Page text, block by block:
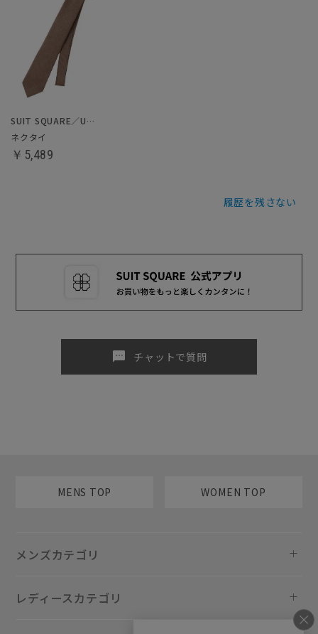
SUIT SQUARE／UNIVERSAL LANGUAGE
ネクタイ
￥5,489
履歴を残さない
sms チャットで質問
MENS TOP WOMEN TOP
メンズカテゴリ
レディースカテゴリ